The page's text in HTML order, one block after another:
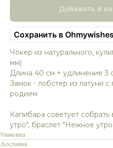
Добавить в
Сохранить в Ohmywishes
Чокер из натурального,
мм)
Длина 40 см + удлинение 3
Замок - лобстер из латуни
родием
Капибара советует
утро", браслет "Нежное
Упаковка
Доставка